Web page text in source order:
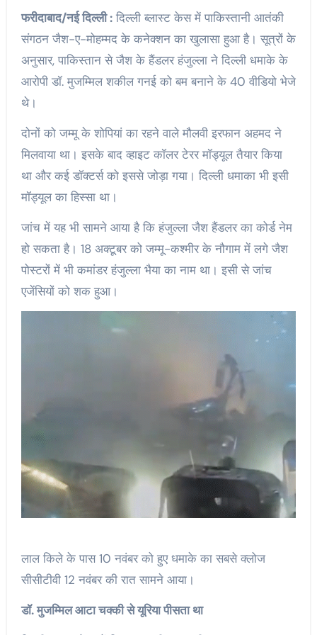
फरीदाबाद/नई दिल्ली :दिल्ली ब्लास्ट केस में पाकिस्तानी आतंकी
संगठन जैश-ए-मोहम्मद के कनेक्शन का खुलासा हुआ है। सूत्रों के
अनुसार, पाकिस्तान से जैश के हैंडलर हंजुल्ला ने दिल्ली धमाके के
आरोपी डॉ. मुजम्मिल शकील गनई को बम बनाने के 40 वीडियो भेजे
थे।
दोनों को जम्मू के शोपियां का रहने वाले मौलवी इरफान अहमद ने
मिलवाया था। इसके बाद व्हाइट कॉलर टेरर मॉड्यूल तैयार किया
था और कई डॉक्टर्स को इससे जोड़ा गया। दिल्ली धमाका भी इसी
मॉड्यूल का हिस्सा था।
जांच में यह भी सामने आया है कि हंजुल्ला जैश हैंडलर का कोर्ड नेम
हो सकता है। 18 अक्टूबर को जम्मू-कश्मीर के नौगाम में लगे जैश
पोस्टरों में भी कमांडर हंजुल्ला भैया का नाम था। इसी से जांच
एजेंसियों को शक हुआ।
लाल किले के पास 10 नवंबर को हुए धमाके का सबसे क्लोज
सीसीटीवी 12 नवंबर की रात सामने आया।
डॉ. मुजम्मिल आटा चक्की से यूरिया पीसता था